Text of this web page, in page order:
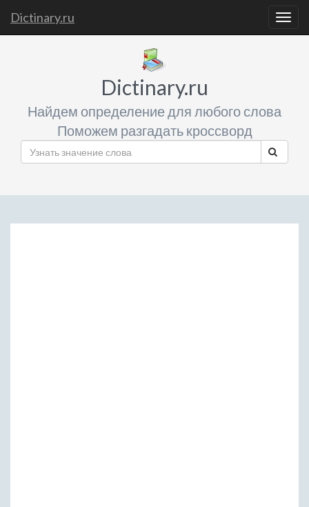
Dictinary.ru
Dictinary.ru
Найдем определение для любого слова
Поможем разгадать кроссворд